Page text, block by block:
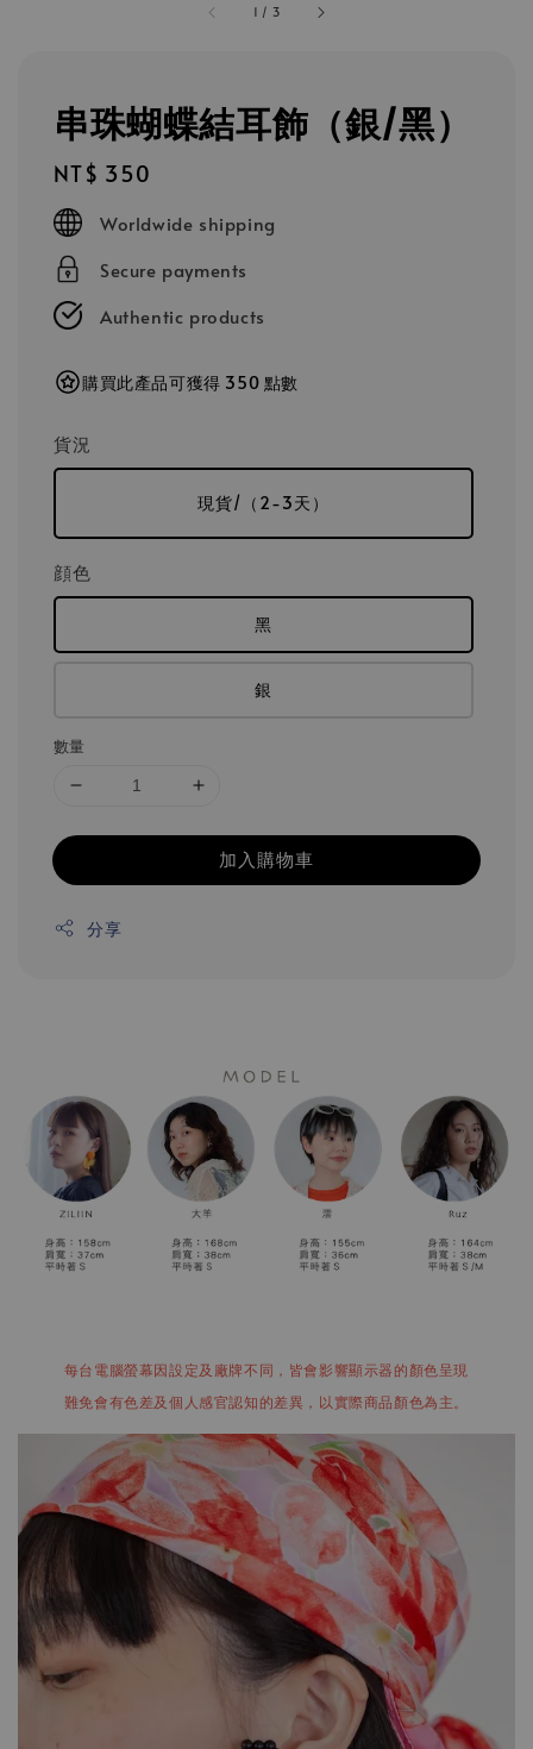
1 / 3
串珠蝴蝶結耳飾（銀/黑）
Regular
price
NT$ 350
Worldwide shipping
Secure payments
Authentic products
購買此產品可獲得 350 點數
貨況
現貨/（2-3天）
顔色
黑
銀
數量
加入購物車
分享
每台電腦螢幕因設定及廠牌不同，皆會影響顯示器的顏色呈現
難免會有色差及個人感官認知的差異，以實際商品顏色為主。